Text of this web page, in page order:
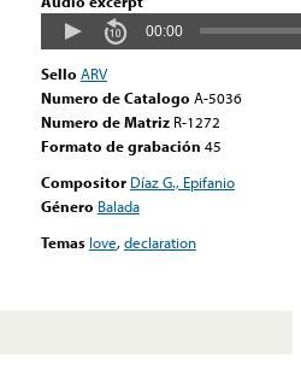
00:00
Sello ARV
Numero de Catalogo A-5036
Numero de Matriz R-1272
Formato de grabación 45
Compositor Díaz G., Epifanio
Género Balada
Temas love,declaration